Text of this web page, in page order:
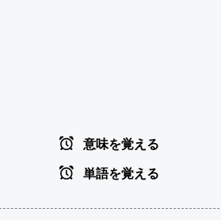
意味を覚える
単語を覚える